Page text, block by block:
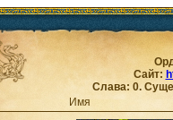
Сайт:
Слава: 0.
Имя